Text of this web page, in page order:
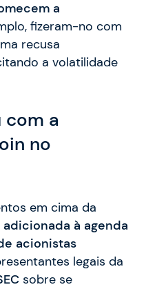
a
fizeram-no com
recusa
a volatilidade
com a
no
em cima da
à agenda
acionistas
legais da
sobre se